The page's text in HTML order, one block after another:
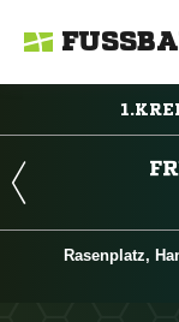
Rasenplatz,